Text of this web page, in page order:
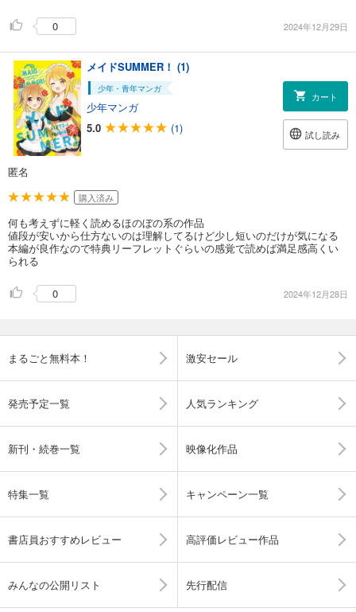
0 2024年12月29日
メイドSUMMER！ (1)
少年・青年マンガ
少年マンガ
5.0
(1)
カート
試し読み
匿名
購入済み
何も考えずに軽く読めるほのぼの系の作品
値段が安いから仕方ないのは理解してるけど少し短いのだけが気になる
本編が良作なので特典リーフレットぐらいの感覚で読めば満足感高くい
られる
0 2024年12月28日
まるごと無料本！ 激安セール
発売予定一覧 人気ランキング
新刊・続巻一覧 映像化作品
特集一覧 キャンペーン一覧
書店員おすすめレビュー 高評価レビュー作品
みんなの公開リスト 先行配信